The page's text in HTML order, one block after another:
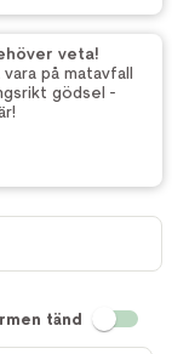
veta!
på matavfall
gödsel -
tänd